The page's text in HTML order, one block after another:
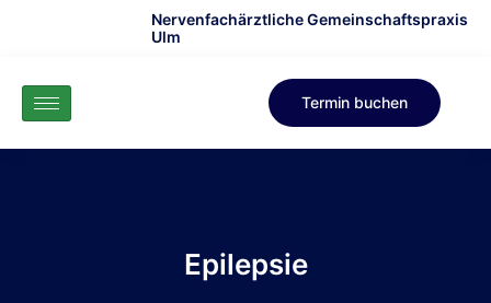
Nervenfachärztliche Gemeinschaftspraxis
Ulm
Termin buchen
Epilepsie